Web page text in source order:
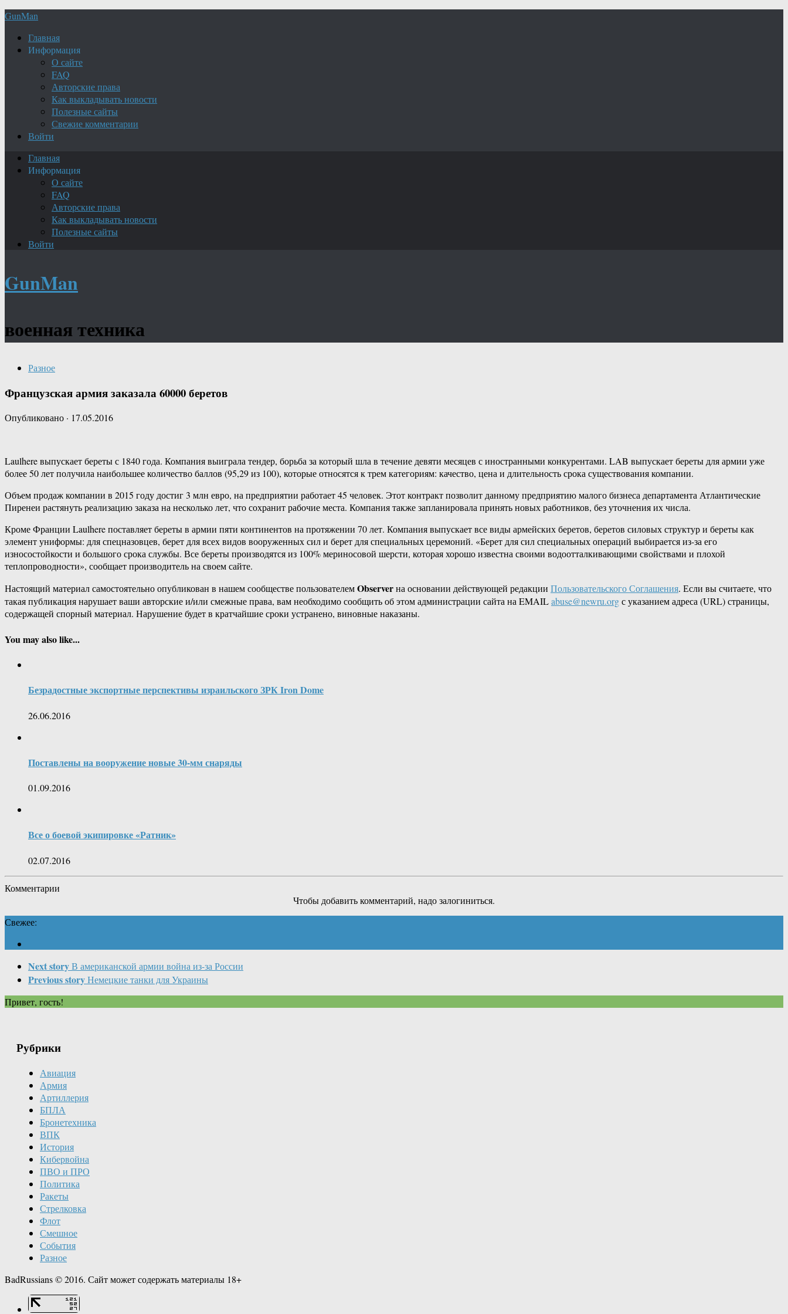
GunMan
Главная
Информация
О сайте
FAQ
Авторские права
Как выкладывать новости
Полезные сайты
Свежие комментарии
Войти
Главная
Информация
О сайте
FAQ
Авторские права
Как выкладывать новости
Полезные сайты
Войти
GunMan
военная техника
Разное
Французская армия заказала 60000 беретов
Опубликовано · 17.05.2016
Laulhere выпускает береты с 1840 года. Компания выиграла тендер, борьба за который шла в течение девяти месяцев с иностранными конкурентами. LAB выпускает береты для армии уже
более 50 лет получила наибольшее количество баллов (95,29 из 100), которые относятся к трем категориям: качество, цена и длительность срока существования компании.
Объем продаж компании в 2015 году достиг 3 млн евро, на предприятии работает 45 человек. Этот контракт позволит данному предприятию малого бизнеса департамента Атлантические
Пиренеи растянуть реализацию заказа на несколько лет, что сохранит рабочие места. Компания также запланировала принять новых работников, без уточнения их числа.
Кроме Франции Laulhere поставляет береты в армии пяти континентов на протяжении 70 лет. Компания выпускает все виды армейских беретов, беретов силовых структур и береты как
элемент униформы: для спецназовцев, берет для всех видов вооруженных сил и берет для специальных церемоний. «Берет для сил специальных операций выбирается из-за его
износостойкости и большого срока службы. Все береты производятся из 100% мериносовой шерсти, которая хорошо известна своими водоотталкивающими свойствами и плохой
теплопроводности», сообщает производитель на своем сайте.
Настоящий материал самостоятельно опубликован в нашем сообществе пользователемObserverна основании действующей редакции Пользовательского Соглашения. Если вы считаете, что
такая публикация нарушает ваши авторские и/или смежные права, вам необходимо сообщить об этом администрации сайта на EMAILabuse@newru.orgс указанием адреса (URL) страницы,
содержащей спорный материал. Нарушение будет в кратчайшие сроки устранено, виновные наказаны.
You may also like...
Безрадостные экспортные перспективы израильского ЗРК Iron Dome
26.06.2016
Поставлены на вооружение новые 30-мм снаряды
01.09.2016
Все о боевой экипировке «Ратник»
02.07.2016
Комментарии
Чтобы добавить комментарий, надо залогиниться.
Свежее:
Next storyВ американской армии война из-за России
Previous storyНемецкие танки для Украины
Привет, гость!
Рубрики
Авиация
Армия
Артиллерия
БПЛА
Бронетехника
ВПК
История
Кибервойна
ПВО и ПРО
Политика
Ракеты
Стрелковка
Флот
Смешное
События
Разное
BadRussians © 2016. Сайт может содержать материалы 18+